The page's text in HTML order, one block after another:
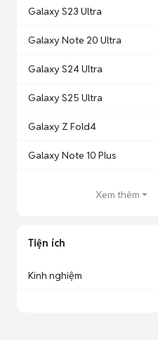
Galaxy S23 Ultra
Galaxy Note 20 Ultra
Galaxy S24 Ultra
Galaxy S25 Ultra
Galaxy Z Fold4
Galaxy Note 10 Plus
Xem thêm
Tiện ích
Kinh nghiệm